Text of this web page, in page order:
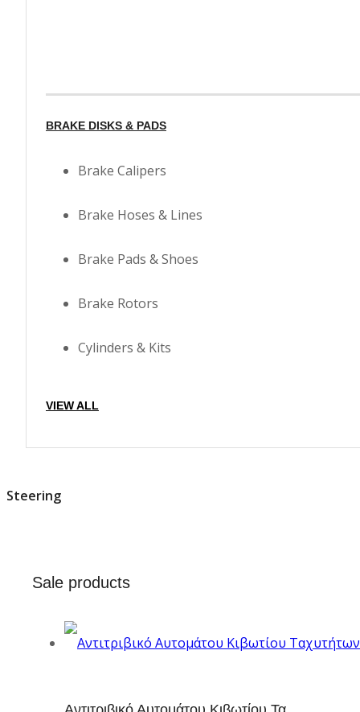
BRAKE DISKS & PADS
Brake Calipers
Brake Hoses & Lines
Brake Pads & Shoes
Brake Rotors
Cylinders & Kits
VIEW ALL
Steering
Sale products